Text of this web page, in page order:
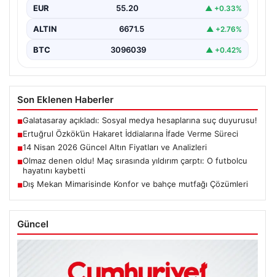
EUR 55.20 ▲ +0.33%
ALTIN 6671.5 ▲ +2.76%
BTC 3096039 ▲ +0.42%
Son Eklenen Haberler
■Galatasaray açıkladı: Sosyal medya hesaplarına suç duyurusu!
■Ertuğrul Özkök’ün Hakaret İddialarına İfade Verme Süreci
■14 Nisan 2026 Güncel Altın Fiyatları ve Analizleri
■Olmaz denen oldu! Maç sırasında yıldırım çarptı: O futbolcu
hayatını kaybetti
■Dış Mekan Mimarisinde Konfor ve bahçe mutfağı Çözümleri
Güncel